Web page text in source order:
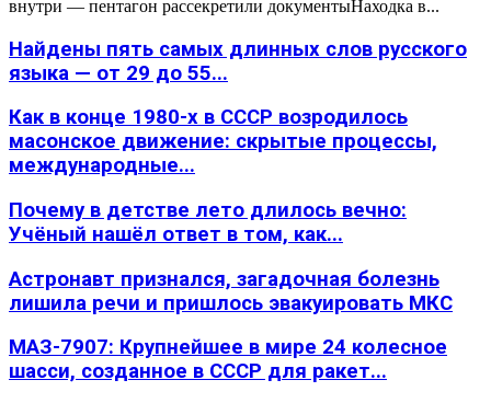
внутри — пентагон рассекретили документыНаходка в...
Найдены пять самых длинных слов русского
языка — от 29 до 55...
Как в конце 1980-х в СССР возродилось
масонское движение: скрытые процессы,
международные...
Почему в детстве лето длилось вечно:
Учёный нашёл ответ в том, как...
Астронавт признался, загадочная болезнь
лишила речи и пришлось эвакуировать МКС
МАЗ-7907: Крупнейшее в мире 24 колесное
шасси, созданное в СССР для ракет...